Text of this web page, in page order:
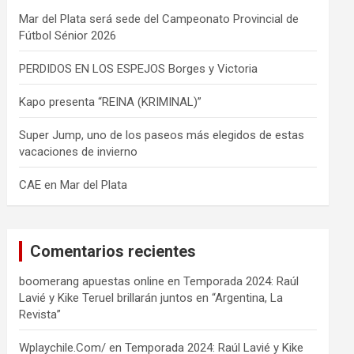
Mar del Plata será sede del Campeonato Provincial de
Fútbol Sénior 2026
PERDIDOS EN LOS ESPEJOS Borges y Victoria
Kapo presenta “REINA (KRIMINAL)”
Super Jump, uno de los paseos más elegidos de estas
vacaciones de invierno
CAE en Mar del Plata
Comentarios recientes
boomerang apuestas online enTemporada 2024: Raúl
Lavié y Kike Teruel brillarán juntos en “Argentina, La
Revista”
Wplaychile.Com/ enTemporada 2024: Raúl Lavié y Kike